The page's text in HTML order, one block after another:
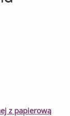
z papierową